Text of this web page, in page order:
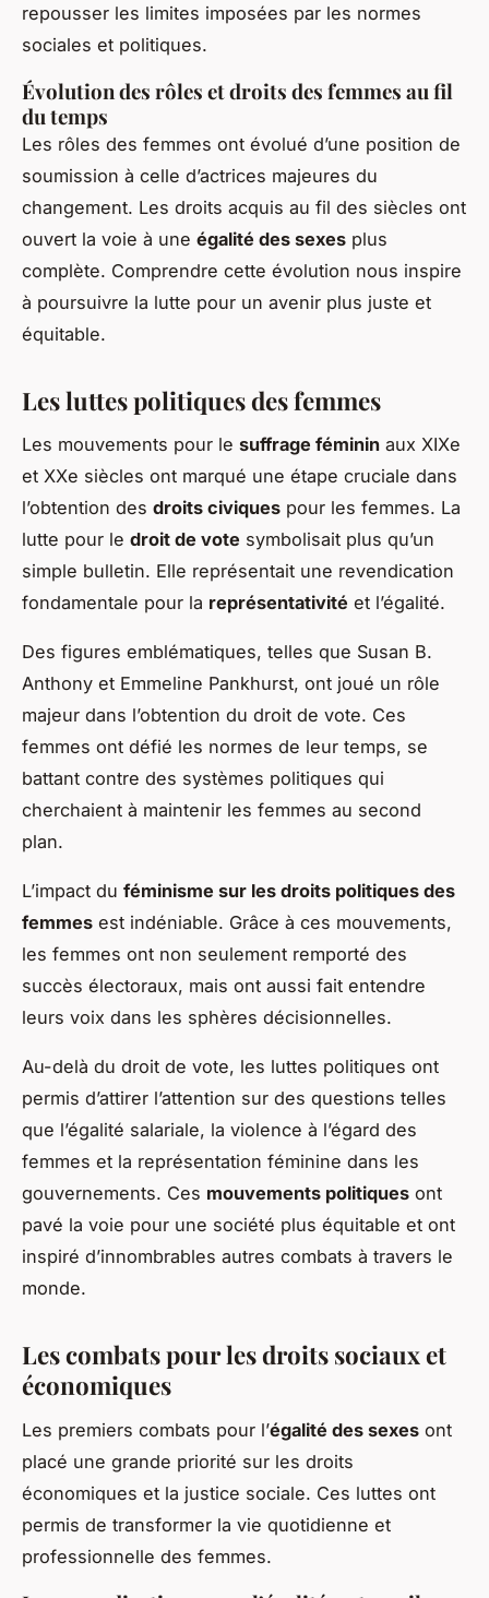
repousser les limites imposées par les normes
sociales et politiques.
Évolution des rôles et droits des femmes au fil
du temps
Les rôles des femmes ont évolué d’une position de
soumission à celle d’actrices majeures du
changement. Les droits acquis au fil des siècles ont
ouvert la voie à une égalité des sexes plus
complète. Comprendre cette évolution nous inspire
à poursuivre la lutte pour un avenir plus juste et
équitable.
Les luttes politiques des femmes
Les mouvements pour le suffrage féminin aux XIXe
et XXe siècles ont marqué une étape cruciale dans
l’obtention des droits civiques pour les femmes. La
lutte pour le droit de vote symbolisait plus qu’un
simple bulletin. Elle représentait une revendication
fondamentale pour la représentativité et l’égalité.
Des figures emblématiques, telles que Susan B.
Anthony et Emmeline Pankhurst, ont joué un rôle
majeur dans l’obtention du droit de vote. Ces
femmes ont défié les normes de leur temps, se
battant contre des systèmes politiques qui
cherchaient à maintenir les femmes au second
plan.
L’impact du féminisme sur les droits politiques des
femmes est indéniable. Grâce à ces mouvements,
les femmes ont non seulement remporté des
succès électoraux, mais ont aussi fait entendre
leurs voix dans les sphères décisionnelles.
Au-delà du droit de vote, les luttes politiques ont
permis d’attirer l’attention sur des questions telles
que l’égalité salariale, la violence à l’égard des
femmes et la représentation féminine dans les
gouvernements. Ces mouvements politiques ont
pavé la voie pour une société plus équitable et ont
inspiré d’innombrables autres combats à travers le
monde.
Les combats pour les droits sociaux et
économiques
Les premiers combats pour l’égalité des sexes ont
placé une grande priorité sur les droits
économiques et la justice sociale. Ces luttes ont
permis de transformer la vie quotidienne et
professionnelle des femmes.